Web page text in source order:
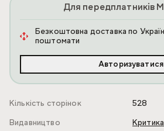
Для передплатників
Безкоштовна доставка по
поштомати
Авторизуватися
Кількість сторінок
528
Видавництво
Критика